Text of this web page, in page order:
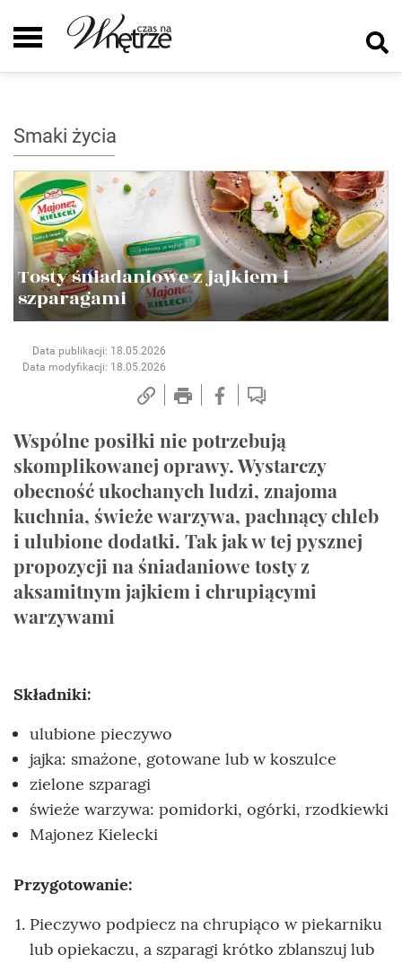
Smaki życia
Tosty śniadaniowe z jajkiem i
szparagami
Data publikacji: 18.05.2026
Data modyfikacji: 18.05.2026
Wspólne posiłki nie potrzebują
skomplikowanej oprawy. Wystarczy
obecność ukochanych ludzi, znajoma
kuchnia, świeże warzywa, pachnący chleb
i ulubione dodatki. Tak jak w tej pysznej
propozycji na śniadaniowe tosty z
aksamitnym jajkiem i chrupiącymi
warzywami
Składniki:
ulubione pieczywo
jajka: smażone, gotowane lub w koszulce
zielone szparagi
świeże warzywa: pomidorki, ogórki, rzodkiewki
Majonez Kielecki
Przygotowanie:
Pieczywo podpiecz na chrupiąco w piekarniku
lub opiekaczu, a szparagi krótko zblanszuj lub